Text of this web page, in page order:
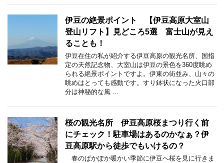
伊豆の絶景ポイント 【伊豆高原大室山
登山リフト】見どころ5選 富士山が見え
ることも！
伊豆在住の私が紹介する伊豆高原の観光名所、国指
定の天然記念物、大室山は伊豆の景色を360度眺め
られる絶景ポイントですよ。伊東の街並み、山々の
眺めはとっても感動です。すり鉢状になった火口部
分は神秘的な風 …
桜の観光名所 伊豆高原桜まつり行く前
にチェック！駐車場はあるのかなぁ？伊
豆高原駅から徒歩でもいけるの？
春のぱかぽか暖かい季節に伊豆へ桜を見に行きま